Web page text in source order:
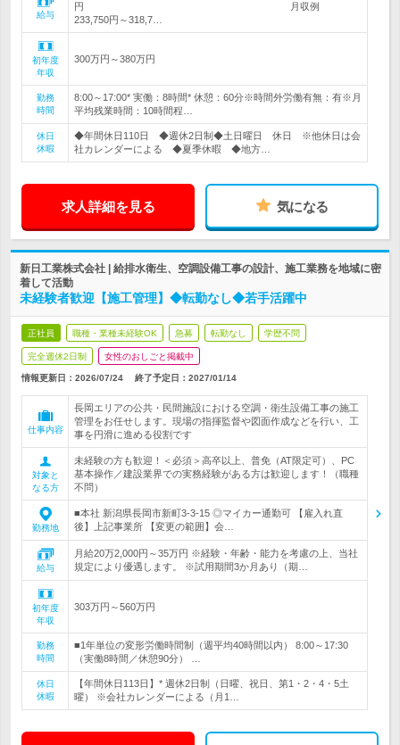
給与
円 月収例
233,750円～318,7…
初年度
年収
300万円～380万円
勤務
時間
8:00～17:00* 実働：8時間* 休憩：60分※時間外労働有無：有※月
平均残業時間：10時間程…
休日
休暇
◆年間休日110日 ◆週休2日制◆土日曜日 休日 ※他休日は会
社カレンダーによる ◆夏季休暇 ◆地方…
求人詳細を見る 気になる
新日工業株式会社 | 給排水衛生、空調設備工事の設計、施工業務を地域に密
着して活動
未経験者歓迎【施工管理】◆転勤なし◆若手活躍中
正社員 職種・業種未経験OK 急募 転勤なし 学歴不問
完全週休2日制 女性のおしごと掲載中
情報更新日：2026/07/24 終了予定日： 2027/01/14
仕事内容
長岡エリアの公共・民間施設における空調・衛生設備工事の施工
管理をお任せします。現場の指揮監督や図面作成などを行い、工
事を円滑に進める役割です
対象と
なる方
未経験の方も歓迎！＜必須＞高卒以上、普免（AT限定可）、PC
基本操作／建設業界での実務経験がある方は歓迎します！（職種
不問）
勤務地
■本社 新潟県長岡市新町3-3-15 ◎マイカー通勤可 【雇入れ直
後】上記事業所 【変更の範囲】会…
給与
月給20万2,000円～35万円 ※経験・年齢・能力を考慮の上、当社
規定により優遇します。 ※試用期間3か月あり（期…
初年度
年収
303万円～560万円
勤務
時間
■1年単位の変形労働時間制（週平均40時間以内） 8:00～17:30
（実働8時間／休憩90分） …
休日
休暇
【年間休日113日】* 週休2日制（日曜、祝日、第1・2・4・5土
曜） ※会社カレンダーによる（月1…